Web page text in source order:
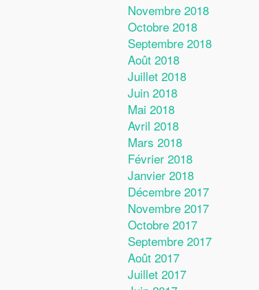
Novembre 2018
Octobre 2018
Septembre 2018
Août 2018
Juillet 2018
Juin 2018
Mai 2018
Avril 2018
Mars 2018
Février 2018
Janvier 2018
Décembre 2017
Novembre 2017
Octobre 2017
Septembre 2017
Août 2017
Juillet 2017